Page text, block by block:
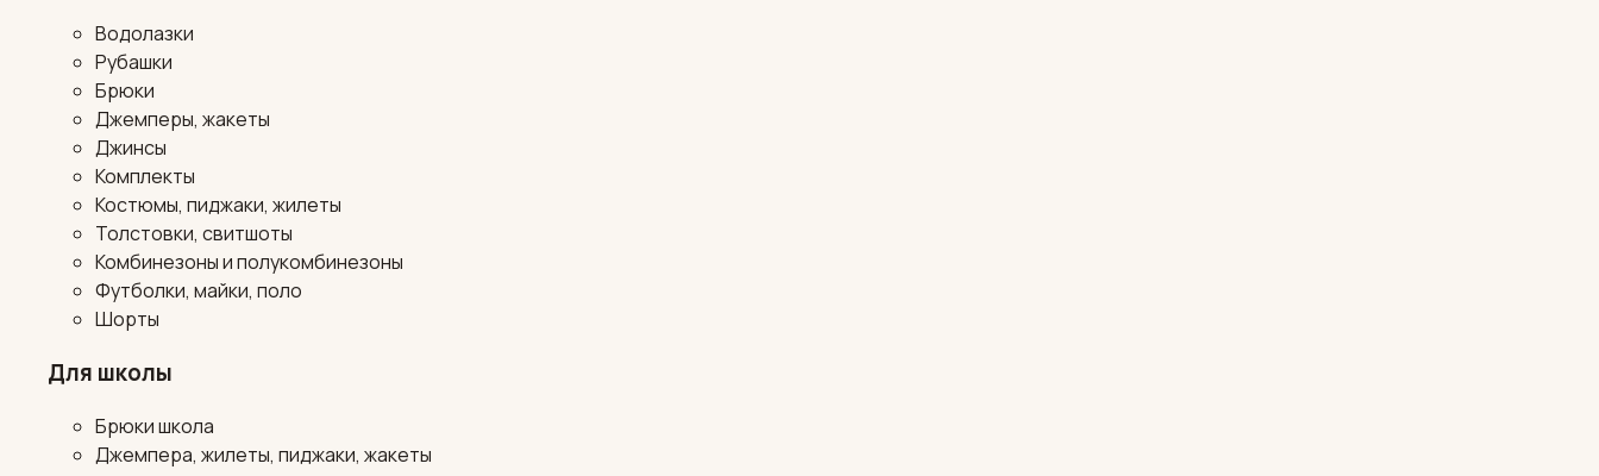
Водолазки
Рубашки
Брюки
Джемперы, жакеты
Джинсы
Комплекты
Костюмы, пиджаки, жилеты
Толстовки, свитшоты
Комбинезоны и полукомбинезоны
Футболки, майки, поло
Шорты
Для школы
Брюки школа
Джемпера, жилеты, пиджаки, жакеты